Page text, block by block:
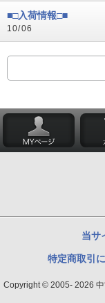
■□入荷情報□■
10/06
当サ
特定商取引
Copyright © 2005- 2026